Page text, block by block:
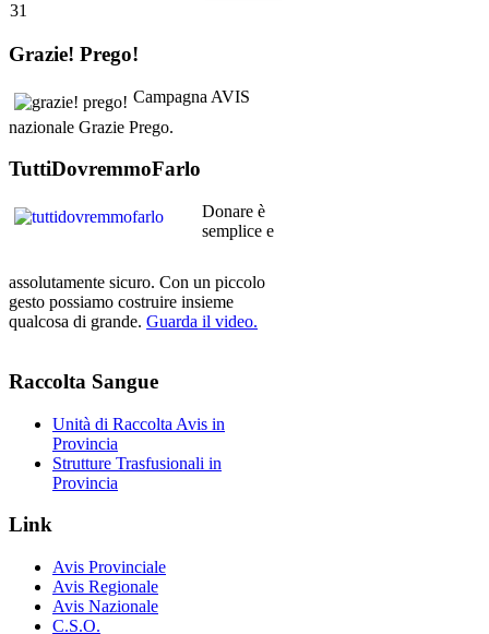
31
Grazie! Prego!
Campagna AVIS
nazionale Grazie Prego.
TuttiDovremmoFarlo
Donare è
semplice e
assolutamente sicuro. Con un piccolo
gesto possiamo costruire insieme
qualcosa di grande. Guarda il video.
Raccolta Sangue
Unità di Raccolta Avis in
Provincia
Strutture Trasfusionali in
Provincia
Link
Avis Provinciale
Avis Regionale
Avis Nazionale
C.S.O.